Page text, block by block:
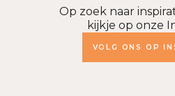
Op zoek naar
kijkje op onze
VOLG ONS OP